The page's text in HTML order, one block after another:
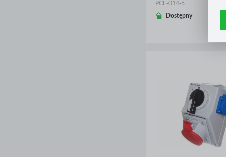
PCE-014-6
Dostępny
WIĘCEJ